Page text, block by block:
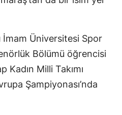
Üniversitesi Spor
Bölümü öğrencisi
Kadın Milli Takımı
Şampiyonası’nda